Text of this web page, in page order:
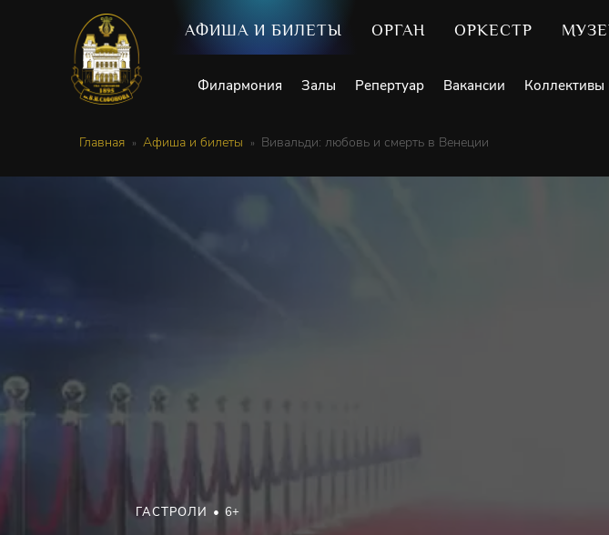
АФИША И БИЛЕТЫ ОРГАН ОРКЕСТР
Филармония Залы Репертуар Вакансии Коллективы
Главная Афиша и билеты Вивальди: любовь и смерть в Венеции
ГАСТРОЛИ 6+